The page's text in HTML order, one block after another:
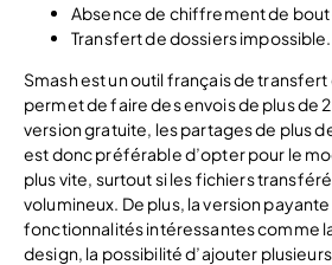
Absence de chiffrement de bout
Transfert de dossiers impossible.
Smash est un outil français de
permet de faire des envois de plus de
version gratuite, les partages de plus
est donc préférable d’opter pour le
plus vite, surtout si les fichiers
volumineux. De plus, la version
fonctionnalités intéressantes comme
design, la possibilité d’ajouter